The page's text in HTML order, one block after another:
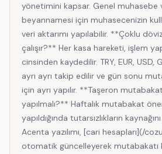
yönetimini kapsar. Genel muhasebe
beyannamesi için muhasecenizin
veri aktarımı yapılabilir. **Çoklu
çalışır?** Her kasa hareketi, işlem
cinsinden kaydedilir. TRY, EUR, USD,
ayrı ayrı takip edilir ve gün sonu
için ayrı yapılır. **Taşeron
yapılmalı?** Haftalık mutabakat
yapıldığında tutarsızlıkların
Acenta yazılımı, [cari hesapları](/
otomatik güncelleyerek mutabakatı